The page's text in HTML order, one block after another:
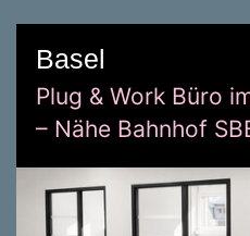
Basel
Plug & Work Büro
– Nähe Bahnhof